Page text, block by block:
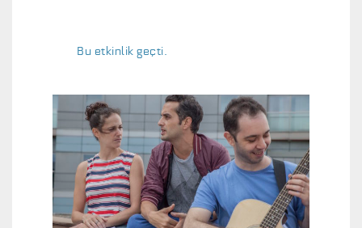
Bu etkinlik geçti.